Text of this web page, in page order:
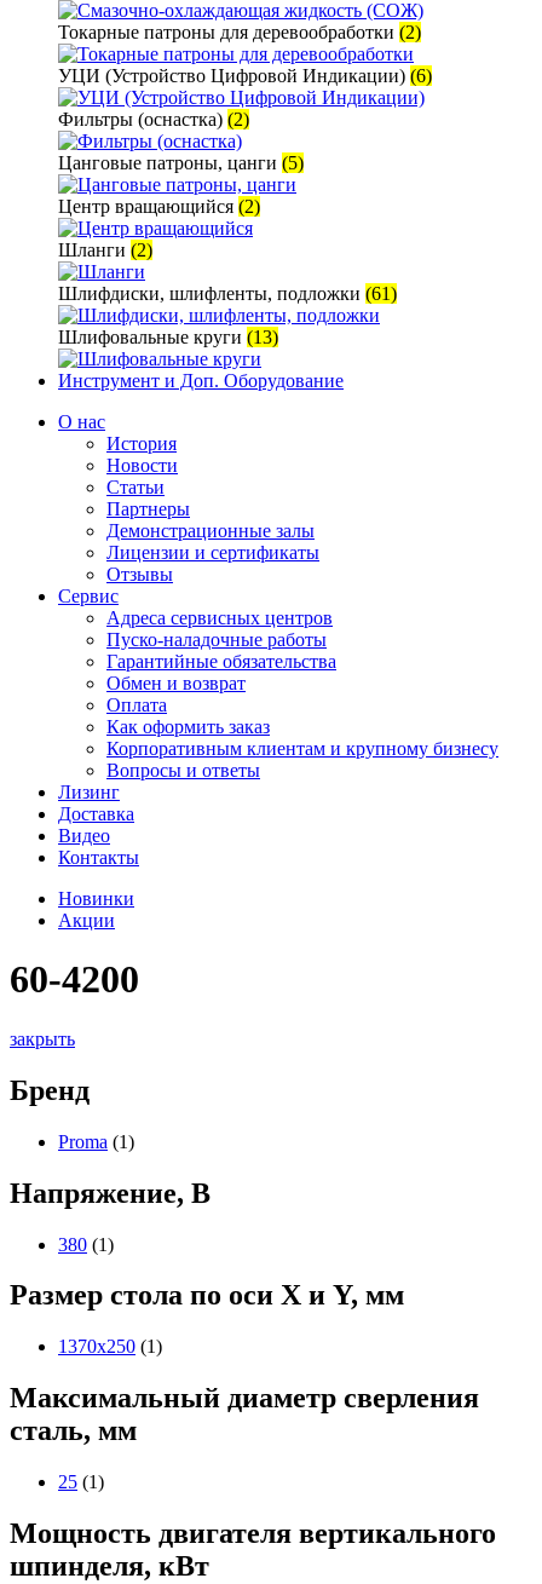
Токарные патроны для деревообработки (2)
УЦИ (Устройство Цифровой Индикации) (6)
Фильтры (оснастка) (2)
Цанговые патроны, цанги (5)
Центр вращающийся (2)
Шланги (2)
Шлифдиски, шлифленты, подложки (61)
Шлифовальные круги (13)
Инструмент и Доп. Оборудование
О нас
История
Новости
Статьи
Партнеры
Демонстрационные залы
Лицензии и сертификаты
Отзывы
Сервис
Адреса сервисных центров
Пуско-наладочные работы
Гарантийные обязательства
Обмен и возврат
Оплата
Как оформить заказ
Корпоративным клиентам и крупному бизнесу
Вопросы и ответы
Лизинг
Доставка
Видео
Контакты
Новинки
Акции
60-4200
закрыть
Бренд
Proma (1)
Напряжение, В
380 (1)
Размер стола по оси X и Y, мм
1370х250 (1)
Максимальный диаметр сверления
сталь, мм
25 (1)
Мощность двигателя вертикального
шпинделя, кВт